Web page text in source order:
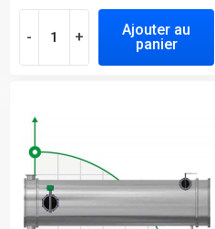
- +
Ajouter au
panier